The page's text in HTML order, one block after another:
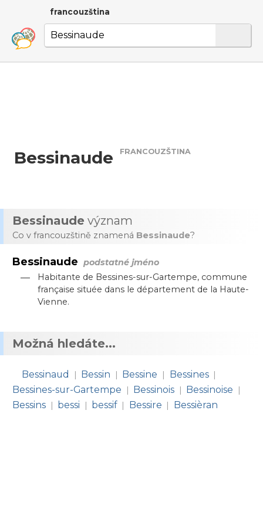
francouzština
Bessinaude FRANCOUZŠTINA
Bessinaude význam
Co v francouzštině znamená Bessinaude?
Bessinaude podstatné jméno
—
Habitante de Bessines-sur-Gartempe, commune
française située dans le département de la Haute-
Vienne.
Možná hledáte...
Bessinaud | Bessin | Bessine | Bessines |
Bessines-sur-Gartempe | Bessinois | Bessinoise |
Bessins | bessi | bessif | Bessire | Bessièran